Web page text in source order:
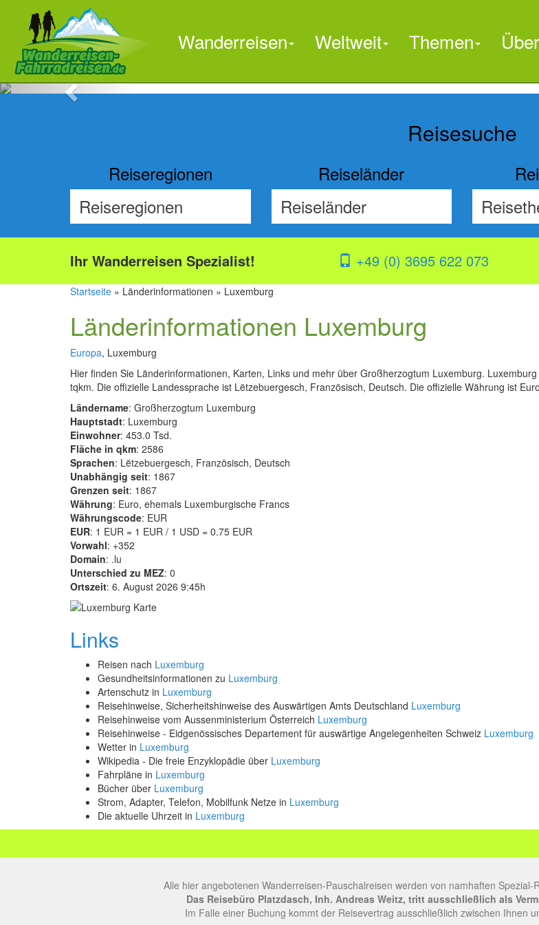

Previous
Wanderreisen Weltweit Themen
Reisesuche
Reiseregionen Reiseländer
Ihr Wanderreisen Spezialist! +49 (0) 3695 622 073
Startseite » Länderinformationen » Luxemburg
Länderinformationen Luxemburg
Europa, Luxemburg
Hier finden Sie Länderinformationen, Karten, Links und mehr über Großherzogtum Luxemburg.
tqkm. Die offizielle Landessprache ist Lëtzebuergesch, Französisch, Deutsch. Die offizielle Währung ist
Ländername: Großherzogtum Luxemburg
Hauptstadt: Luxemburg
Einwohner: 453.0 Tsd.
Fläche in qkm: 2586
Sprachen: Lëtzebuergesch, Französisch, Deutsch
Unabhängig seit: 1867
Grenzen seit: 1867
Währung: Euro, ehemals Luxemburgische Francs
Währungscode: EUR
EUR: 1 EUR = 1 EUR / 1 USD = 0.75 EUR
Vorwahl: +352
Domain: .lu
Unterschied zu MEZ: 0
Ortszeit: 6. August 2026 9:45h
Links
Reisen nach Luxemburg
Gesundheitsinformationen zu Luxemburg
Artenschutz in Luxemburg
Reisehinweise, Sicherheitshinweise des Auswärtigen Amts Deutschland Luxemburg
Reisehinweise vom Aussenministerium Österreich Luxemburg
Reisehinweise - Eidgenössisches Departement für auswärtige Angelegenheiten Schweiz Luxemburg
Wetter in Luxemburg
Wikipedia - Die freie Enzyklopädie über Luxemburg
Fahrpläne in Luxemburg
Bücher über Luxemburg
Strom, Adapter, Telefon, Mobilfunk Netze in Luxemburg
Die aktuelle Uhrzeit in Luxemburg
Alle hier angebotenen Wanderreisen-Pauschalreisen werden von namhaften
Das Reisebüro Platzdasch, Inh. Andreas Weitz, tritt ausschließlich als
Im Falle einer Buchung kommt der Reisevertrag ausschließlich zwischen Ihnen